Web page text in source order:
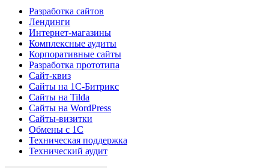
Разработка сайтов
Лендинги
Интернет-магазины
Комплексные аудиты
Корпоративные сайты
Разработка прототипа
Сайт-квиз
Сайты на 1С-Битрикс
Сайты на Tilda
Сайты на WordPress
Сайты-визитки
Обмены с 1С
Техническая поддержка
Технический аудит